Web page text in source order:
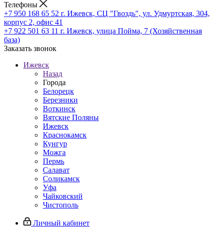
Телефоны
+7 950 168 65 52 г. Ижевск, СЦ "Гвоздь", ул. Удмуртская, 304,
корпус 2, офис 41
+7 922 501 63 11 г. Ижевск, улица Пойма, 7 (Хозяйственная
база)
Заказать звонок
Ижевск
Назад
Города
Белорецк
Березники
Воткинск
Вятские Поляны
Ижевск
Краснокамск
Кунгур
Можга
Пермь
Салават
Соликамск
Уфа
Чайковский
Чистополь
Личный кабинет